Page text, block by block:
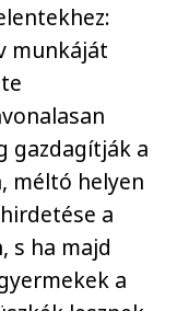
munkáját
gazdagítják a
méltó helyen
a
s ha majd
a